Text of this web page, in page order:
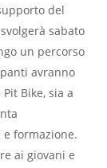
del
sabato
un percorso
avranno
Bike, sia a
e formazione.
ai giovani e